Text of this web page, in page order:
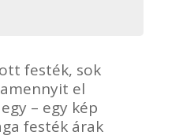
festék, sok
el
– egy kép
festék árak